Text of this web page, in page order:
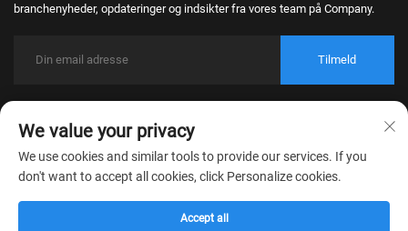
branchenyheder, opdateringer og indsikter fra vores team på Company.
Tilmeld
rettigheder forbeholdt.
Privatlivspolitik
We value your privacy
We use cookies and similar tools to provide our services. If you
don't want to accept all cookies, click Personalize cookies.
Accept all